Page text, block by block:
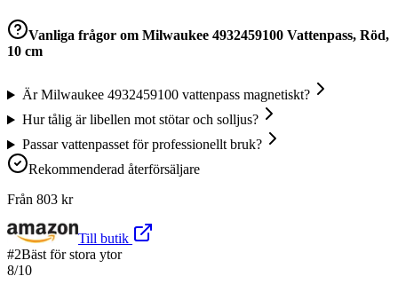
Vanliga frågor om Milwaukee 4932459100 Vattenpass, Röd,
10 cm
Är Milwaukee 4932459100 vattenpass magnetiskt?
Hur tålig är libellen mot stötar och solljus?
Passar vattenpasset för professionellt bruk?
Rekommenderad återförsäljare
Från 803 kr
Till butik
#2Bäst för stora ytor
8/10